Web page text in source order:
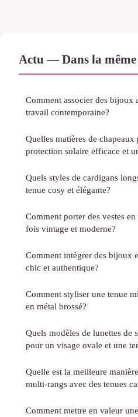
Actu — Dans la
Comment associer des bijoux
travail contemporaine?
Quelles matières de
protection solaire efficace et
Quels styles de cardigans
tenue cosy et élégante?
Comment porter des vestes
fois vintage et moderne?
Comment intégrer des bijoux
chic et authentique?
Comment styliser une tenue
en métal brossé?
Quels modèles de lunettes de
pour un visage ovale et une
Quelle est la meilleure
multi-rangs avec des tenues
Comment mettre en valeur